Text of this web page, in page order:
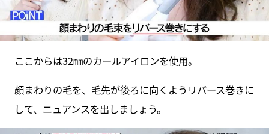
ここからは32㎜のカールアイロンを使用。
顔まわりの毛を、毛先が後ろに向くようリバース巻きに
して、ニュアンスを出しましょう。